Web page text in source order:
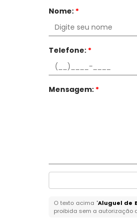
Nome: *
Telefone: *
Mensagem: *
O texto acima "Aluguel de
proibida sem a autorização